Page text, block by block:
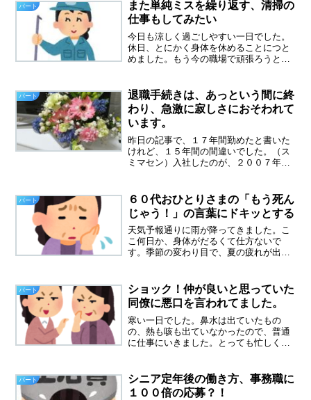
ものの、静かな一日でした...
パート
また単純ミスを繰り返す、清掃の
仕事もしてみたい
今日も涼しく過ごしやすい一日でした。
休日、とにかく身体を休めることにつと
めました。もう今の職場で頑張ろうと決
仕事を覚え、普通に仕事をしているの
に、それでも、昨日は単純ミ...
パート
退職手続きは、あっという間に終
わり、急激に寂しさにおそわれて
います。
昨日の記事で、１７年間勤めたと書いた
けれど、１５年間の間違いでした。（ス
ミマセン）入社したのが、２００７年だ
が、家ではモラハラやDVにたえ、骨折し
た小指を引きづりながら仕事...
パート
６０代おひとりさまの「もう死ん
じゃう！」の言葉にドキッとする
天気予報通りに雨が降ってきました。こ
こ何日か、身体がだるくて仕方ないで
す。季節の変わり目で、夏の疲れが出て
して話かけてきました。６０代おひとり
さまの「もう死んじゃう！ど...
パート
ショック！仲が良いと思っていた
同僚に悪口を言われてました。
寒い一日でした。鼻水は出ていたもの
の、熱も咳も出ていなかったので、普通
に仕事にいきました。とっても忙しく
悪口を言われていた。人の悩みで一番多
いのは、人間関係の悩みだそう...
パート
シニア定年後の働き方、事務職に
１００倍の応募？！